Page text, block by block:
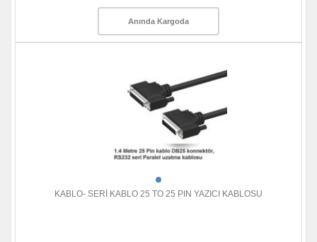
Anında Kargoda
KABLO- SERİ KABLO 25 TO 25 PIN YAZICI KABLOSU